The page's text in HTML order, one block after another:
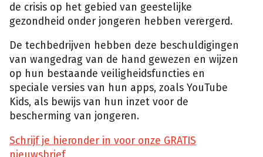
de crisis op het gebied van geestelijke
gezondheid onder jongeren hebben verergerd.
De techbedrijven hebben deze beschuldigingen
van wangedrag van de hand gewezen en wijzen
op hun bestaande veiligheidsfuncties en
speciale versies van hun apps, zoals YouTube
Kids, als bewijs van hun inzet voor de
bescherming van jongeren.
Schrijf je hieronder in voor onze GRATIS